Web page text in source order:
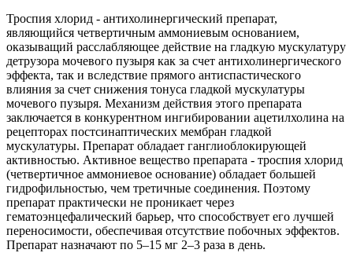
Троспия хлорид - антихолинергический препарат,
являющийся четвертичным аммониевым основанием,
оказыващий расслабляющее действие на гладкую мускулатуру
детрузора мочевого пузыря как за счет антихолинергического
эффекта, так и вследствие прямого антиспастического
влияния за счет снижения тонуса гладкой мускулатуры
мочевого пузыря. Механизм действия этого препарата
заключается в конкурентном ингибировании ацетилхолина на
рецепторах постсинаптических мембран гладкой
мускулатуры. Препарат обладает ганглиоблокирующей
активностью. Активное вещество препарата - троспия хлорид
(четвертичное аммониевое основание) обладает большей
гидрофильностью, чем третичные соединения. Поэтому
препарат практически не проникает через
гематоэнцефалический барьер, что способствует его лучшей
переносимости, обеспечивая отсутствие побочных эффектов.
Препарат назначают по 5–15 мг 2–3 раза в день.